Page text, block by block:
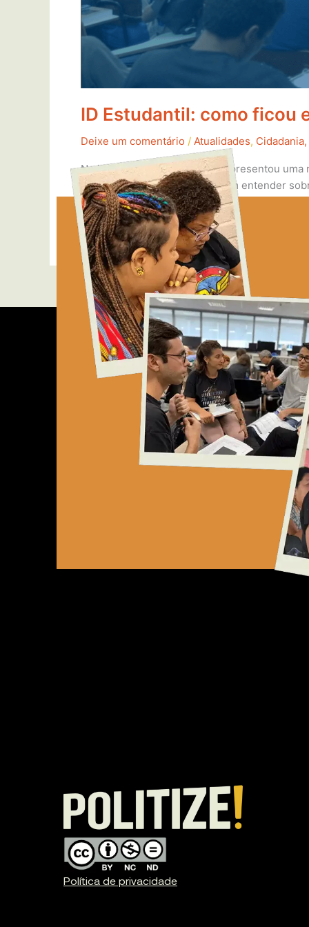
ID Estudantil: como ficou
Deixe um comentário / Atualidades,
No início de 2020, o governo apresentou
avançando como esperado. Vem entender
Read More »
Política de privacidade